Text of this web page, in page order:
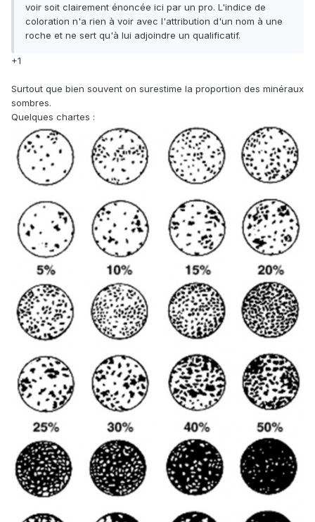
voir soit clairement énoncée ici par un pro. L'indice de
coloration n'a rien à voir avec l'attribution d'un nom à une
roche et ne sert qu'à lui adjoindre un qualificatif.
+1
Surtout que bien souvent on surestime la proportion des minéraux
sombres.
Quelques chartes :